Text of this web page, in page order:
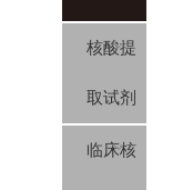
息
核酸提
取试剂
临床核